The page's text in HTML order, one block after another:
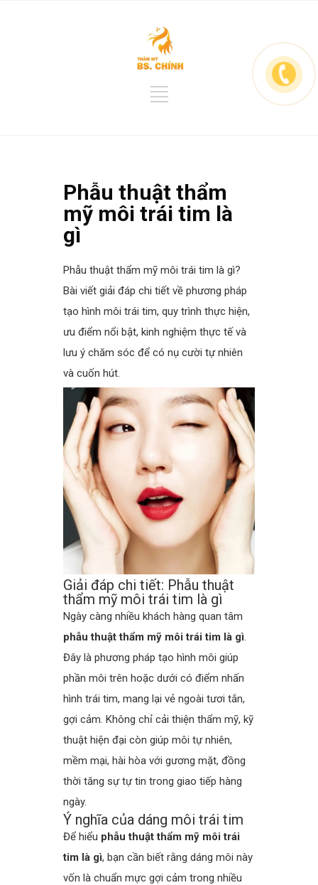
Phẫu thuật thẩm
mỹ môi trái tim là
gì
Phẫu thuật thẩm mỹ môi trái tim là gì?
Bài viết giải đáp chi tiết về phương pháp
tạo hình môi trái tim, quy trình thực hiện,
ưu điểm nổi bật, kinh nghiệm thực tế và
lưu ý chăm sóc để có nụ cười tự nhiên
và cuốn hút.
Giải đáp chi tiết: Phẫu thuật
thẩm mỹ môi trái tim là gì
Ngày càng nhiều khách hàng quan tâm
phẫu thuật thẩm mỹ môi trái tim là gì
Đây là phương pháp tạo hình môi giúp
phần môi trên hoặc dưới có điểm nhấn
hình trái tim, mang lại vẻ ngoài tươi tắn,
gợi cảm. Không chỉ cải thiện thẩm mỹ, kỹ
thuật hiện đại còn giúp môi tự nhiên,
mềm mại, hài hòa với gương mặt, đồng
thời tăng sự tự tin trong giao tiếp hàng
ngày.
Ý nghĩa của dáng môi trái tim
Để hiểu phẫu thuật thẩm mỹ môi trái
tim là gì, bạn cần biết rằng dáng môi này
vốn là chuẩn mực gợi cảm trong nhiều